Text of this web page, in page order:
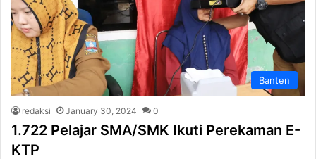
Banten
redaksi January 30, 2024 0
1.722 Pelajar SMA/SMK Ikuti Perekaman E-
KTP